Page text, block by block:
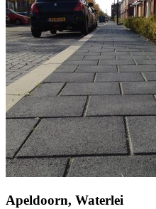
Apeldoorn, Waterlei